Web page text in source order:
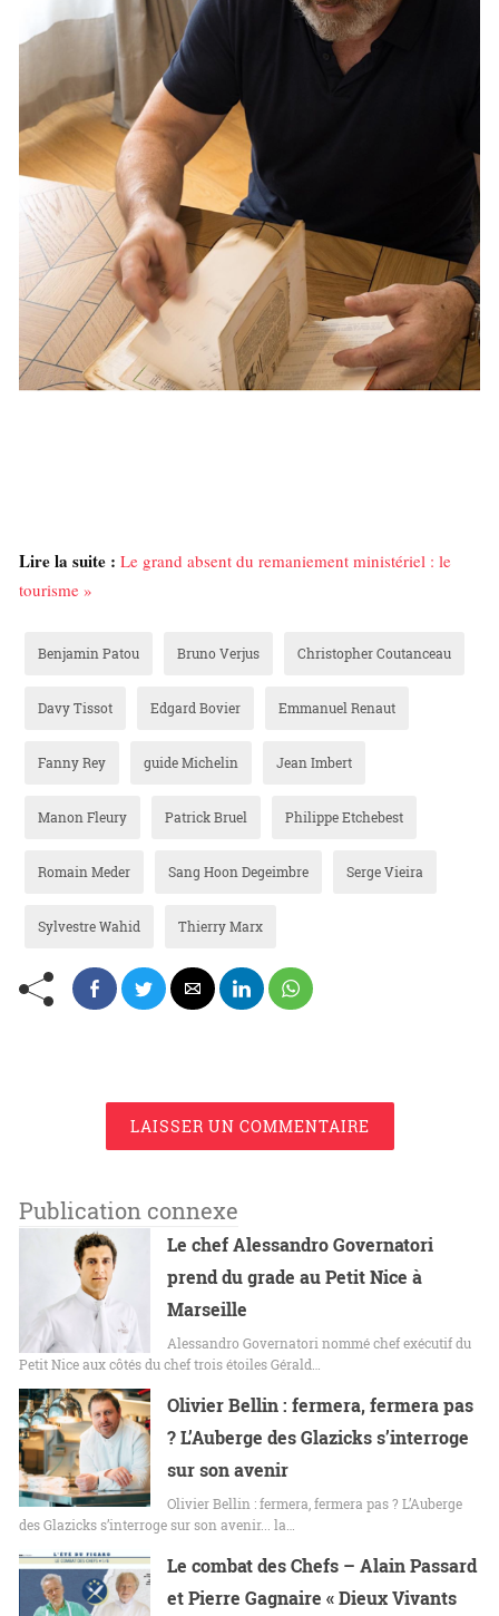
Lire la suite : Le grand absent du remaniement ministériel : le
tourisme »
Benjamin Patou Bruno Verjus Christopher Coutanceau
Davy Tissot Edgard Bovier Emmanuel Renaut
Fanny Rey guide Michelin Jean Imbert
Manon Fleury Patrick Bruel Philippe Etchebest
Romain Meder Sang Hoon Degeimbre Serge Vieira
Sylvestre Wahid Thierry Marx
LAISSER UN COMMENTAIRE
Publication connexe
Le chef Alessandro Governatori
prend du grade au Petit Nice à
Marseille
Alessandro Governatori nommé chef exécutif du
Petit Nice aux côtés du chef trois étoiles Gérald…
Olivier Bellin : fermera, fermera pas
? L’Auberge des Glazicks s’interroge
sur son avenir
Olivier Bellin : fermera, fermera pas ? L’Auberge
des Glazicks s’interroge sur son avenir... la…
Le combat des Chefs – Alain Passard
et Pierre Gagnaire « Dieux Vivants